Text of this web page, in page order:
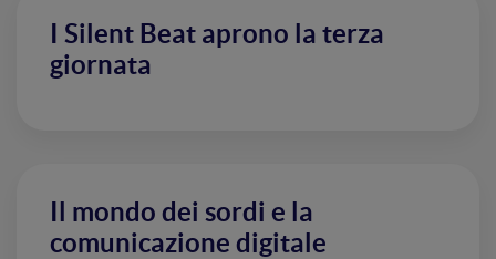
I Silent Beat aprono la terza
giornata
Il mondo dei sordi e la
comunicazione digitale